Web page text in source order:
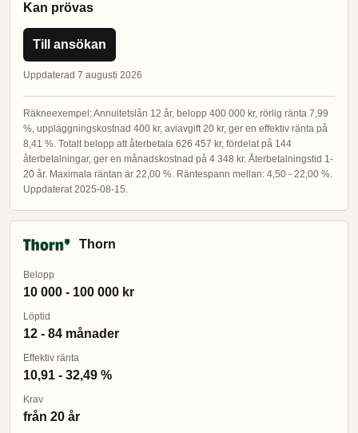
Kan prövas
Till ansökan
Uppdaterad 7 augusti 2026
Räkneexempel: Annuitetslån 12 år, belopp 400 000 kr, rörlig ränta 7,99
%, uppläggningskostnad 400 kr, aviavgift 20 kr, ger en effektiv ränta på
8,41 %. Totalt belopp att återbetala 626 457 kr, fördelat på 144
återbetalningar, ger en månadskostnad på 4 348 kr. Återbetalningstid 1-
20 år. Maximala räntan är 22,00 %. Räntespann mellan: 4,50 - 22,00 %.
Uppdaterat 2025-08-15.
Thorn
Belopp
10 000 - 100 000 kr
Löptid
12 - 84 månader
Effektiv ränta
10,91 - 32,49 %
Krav
från 20 år